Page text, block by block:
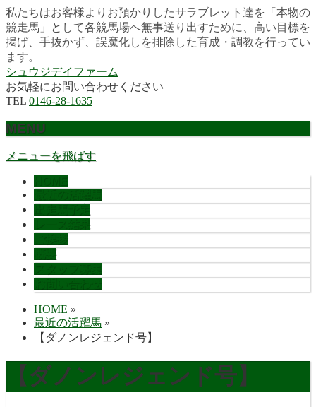
私たちはお客様よりお預かりしたサラブレット達を「本物の
競走馬」として各競馬場へ無事送り出すために、高い目標を
掲げ、手抜かず、誤魔化しを排除した育成・調教を行ってい
ます。
シュウジデイファーム
お気軽にお問い合わせください
TEL 0146-28-1635
MENU
メニューを飛ばす
HOME »
最近の活躍馬 »
【ダノンレジェンド号】
【ダノンレジェンド号】